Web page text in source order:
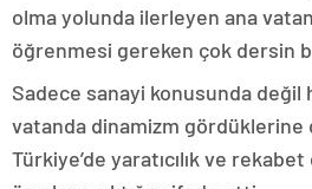
olma yolunda ilerleyen ana
öğrenmesi gereken çok dersin
Sadece sanayi konusunda değil
vatanda dinamizm
Türkiye’de yaratıcılık ve rekabet